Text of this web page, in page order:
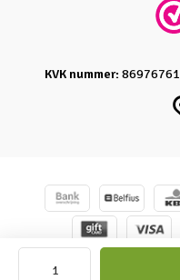
KVK nummer: 86976761
© Caro's Atelier